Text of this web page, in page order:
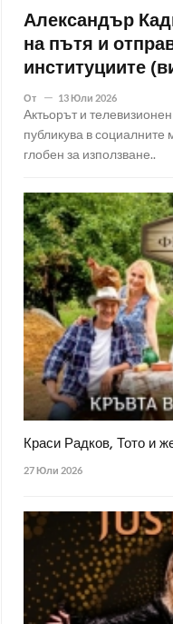
Александър
на пътя и
институциите
От 13 Юли 2026
Актьорът и
публикува в социалните
глобен за използване..
Краси Радков, Тото и
27 Юли 2026